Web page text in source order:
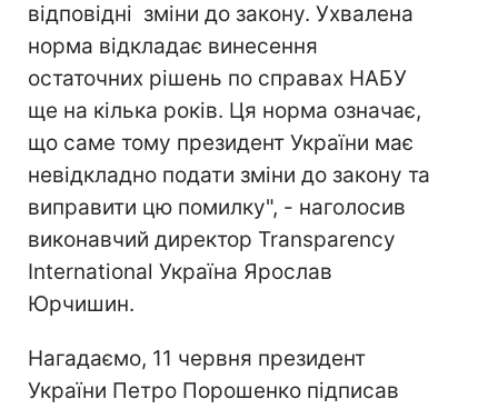
відповідні зміни до закону. Ухвалена
норма відкладає винесення
остаточних рішень по справах НАБУ
ще на кілька років. Ця норма означає,
що саме тому президент України має
невідкладно подати зміни до закону та
виправити цю помилку", - наголосив
виконавчий директор Transparency
International Україна Ярослав
Юрчишин.
Нагадаємо, 11 червня президент
України Петро Порошенко підписав